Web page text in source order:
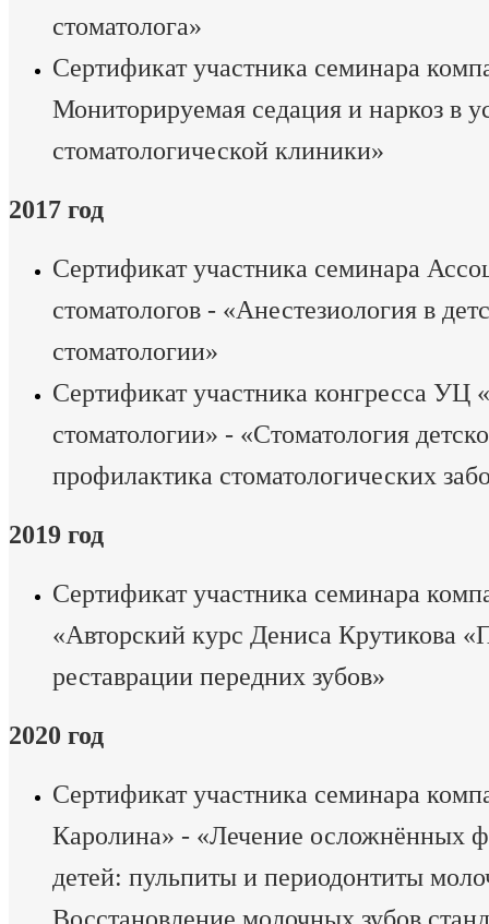
стоматолога»
Сертификат участника семинара
Мониторируемая седация и наркоз в
стоматологической клиники»
2017 год
Сертификат участника семинара
стоматологов - «Анестезиология в
стоматологии»
Сертификат участника конгресса УЦ
стоматологии» - «Стоматология
профилактика стоматологических
2019 год
Сертификат участника семинара
«Авторский курс Дениса Крутикова
реставрации передних зубов»
2020 год
Сертификат участника семинара
Каролина» - «Лечение осложнённых
детей: пульпиты и периодонтиты
Восстановление молочных зубов